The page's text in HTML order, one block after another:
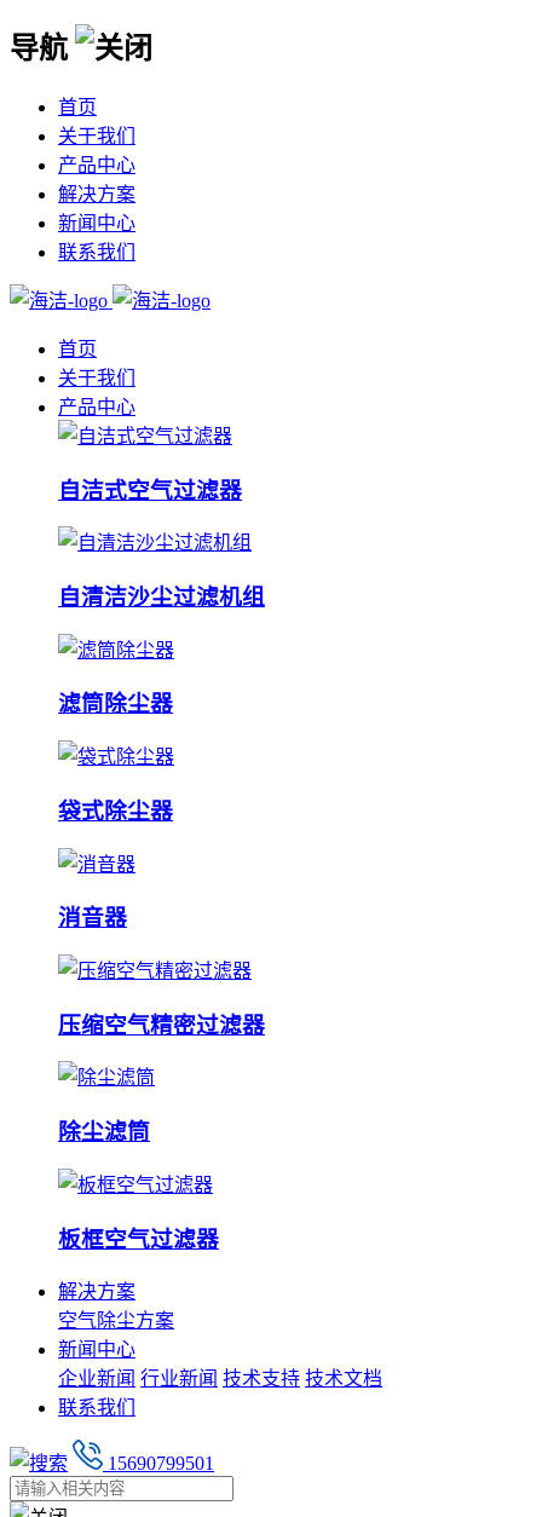
导航
首页
关于我们
产品中心
解决方案
新闻中心
联系我们
首页
关于我们
产品中心
自洁式空气过滤器
自清洁沙尘过滤机组
滤筒除尘器
袋式除尘器
消音器
压缩空气精密过滤器
除尘滤筒
板框空气过滤器
解决方案
空气除尘方案
新闻中心
企业新闻 行业新闻 技术支持 技术文档
联系我们
15690799501